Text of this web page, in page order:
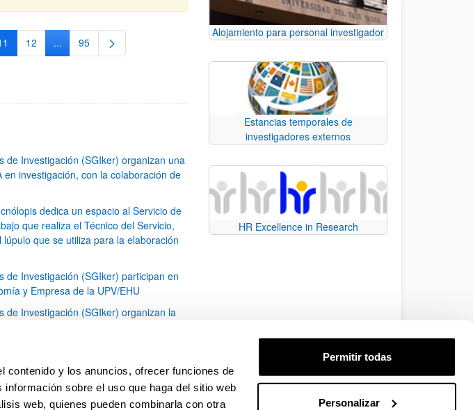
contenido y los anuncios, ofrecer funciones de
sobre el uso que haga del sitio web
web, quienes pueden combinarla con otra
Permitir todas
Personalizar
Use TAB para desplazarse.
PáginaPágina
12 ...Páginas intermedias Use TAB para desplazarse.
Página
95
de Investigación (SGIker) organizan una
investigación, con la colaboración de
dedica un espacio al Servicio de
que realiza el Técnico del Servicio,
que se utiliza para la elaboración
de Investigación (SGIker) participan en
y Empresa de la UPV/EHU
de Investigación (SGIker) organizan la
de lúpulo silvestre
3 ... 79
Alojamiento para personal investigador
Estancias temporales de
investigadores externos
HR Excellence in Research